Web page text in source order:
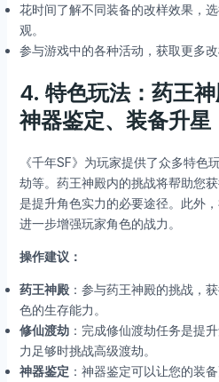
花时间了解不同装备的改样效果，
观。
参与游戏中的各种活动，获取更多改
4. 特色玩法：药王神
神器鉴定、装备升星
《千年SF》为玩家提供了众多特色
劫等。药王神殿内的挑战将帮助您
是提升角色实力的必要途径。此外
进一步增强玩家角色的战力。
操作建议：
药王神殿：参与药王神殿的挑战，
色的生存能力。
修仙渡劫：完成修仙渡劫任务是提
力足够时挑战高级渡劫。
神器鉴定 ：神器鉴定可以让您的装